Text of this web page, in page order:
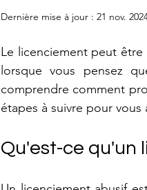
Dernière mise à jour : 21 nov.
Le licenciement peut
lorsque vous pensez
comprendre comment
étapes à suivre pour
Qu'est-ce qu'un